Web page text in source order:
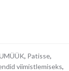
, Patisse,
viimistlemiseks,